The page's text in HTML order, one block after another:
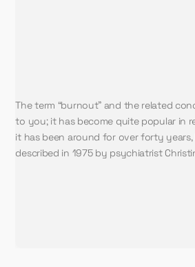
The term “burnout” and the related
to you; it has become quite popular in
it has been around for over forty
described in 1975 by psychiatrist